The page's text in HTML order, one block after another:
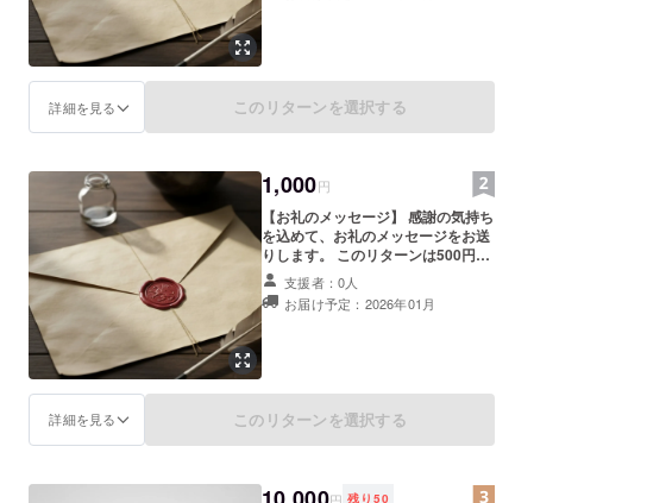
詳細を見る このリターンを選択する
1,000円
【お礼のメッセージ】 感謝の気持ち
を込めて、お礼のメッセージをお送
りします。 このリターンは500円の
リターンと同じ内容になります。
支援者：0人
お届け予定：2026年01月
詳細を見る このリターンを選択する
残り 50